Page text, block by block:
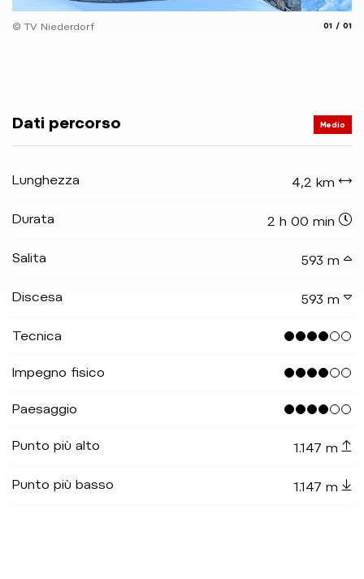
© TV Niederdorf 01 01
Dati percorso Medio
Lunghezza 4,2 km
Durata 2 h 00 min
Salita 593 m
Discesa 593 m
Tecnica
Impegno fisico
Paesaggio
Punto più alto 1.147 m
Punto più basso 1.147 m